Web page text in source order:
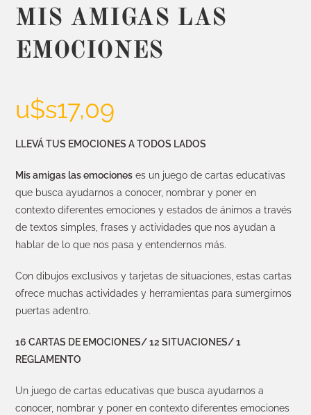
MIS AMIGAS LAS
EMOCIONES
u$s17,09
LLEVÁ TUS EMOCIONES A TODOS LADOS
Mis amigas las emociones es un juego de cartas educativas
que busca ayudarnos a conocer, nombrar y poner en
contexto diferentes emociones y estados de ánimos a través
de textos simples, frases y actividades que nos ayudan a
hablar de lo que nos pasa y entendernos más.
Con dibujos exclusivos y tarjetas de situaciones, estas cartas
ofrece muchas actividades y herramientas para sumergirnos
puertas adentro.
16 CARTAS DE EMOCIONES/ 12 SITUACIONES/ 1
REGLAMENTO
Un juego de cartas educativas que busca ayudarnos a
conocer, nombrar y poner en contexto diferentes emociones